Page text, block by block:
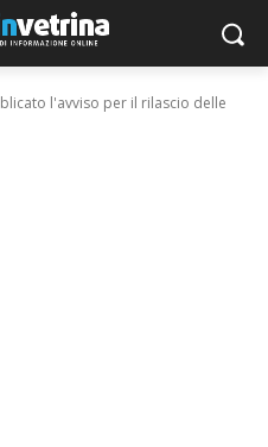
l'avviso per il rilascio delle